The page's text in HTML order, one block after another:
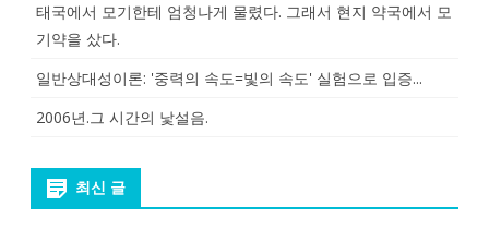
태국에서 모기한테 엄청나게 물렸다. 그래서 현지 약국에서 모
기약을 샀다.
일반상대성이론: '중력의 속도=빛의 속도' 실험으로 입증...
2006년.그 시간의 낯설음.
최신 글